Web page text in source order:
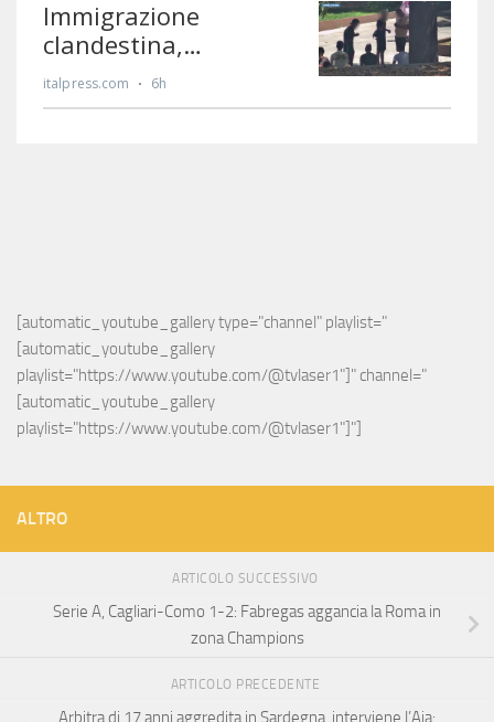
[automatic_youtube_gallery type="channel" playlist="
[automatic_youtube_gallery
playlist="https://www.youtube.com/@tvlaser1"]" channel="
[automatic_youtube_gallery
playlist="https://www.youtube.com/@tvlaser1"]"]
ALTRO
ARTICOLO SUCCESSIVO
Serie A, Cagliari-Como 1-2: Fabregas aggancia la Roma in
zona Champions
ARTICOLO PRECEDENTE
Arbitra di 17 anni aggredita in Sardegna, interviene l’Aia: